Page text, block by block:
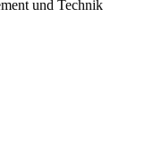
und Technik